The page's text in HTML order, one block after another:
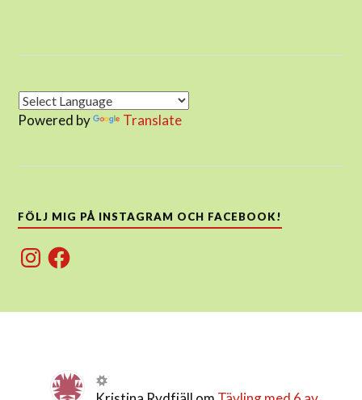
Powered by Translate
FÖLJ MIG PÅ INSTAGRAM OCH FACEBOOK!
InstagramFacebook